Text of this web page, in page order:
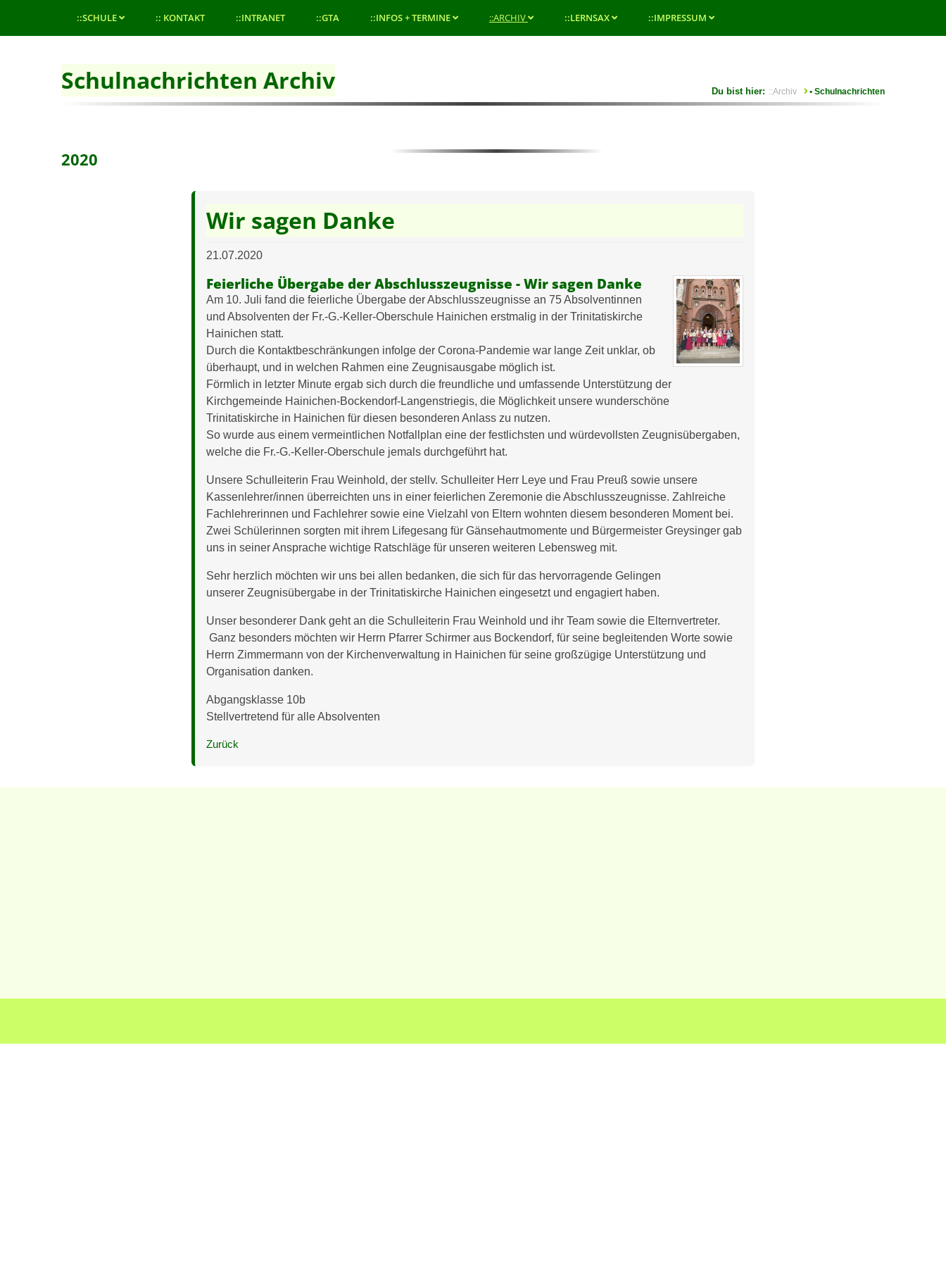
::SCHULE :: KONTAKT ::INTRANET ::GTA ::INFOS + TERMINE ::ARCHIV ::LERNSAX ::IMPRESSUM
Schulnachrichten Archiv Sie sind hier
::Archiv • Schulnachrichten
2020
Wir sagen Danke
21.07.2020
Feierliche Übergabe der Abschlusszeugnisse - Wir sagen Danke
Am 10. Juli fand die feierliche Übergabe der Abschlusszeugnisse an 75 Absolventinnen
und Absolventen der Fr.-G.-Keller-Oberschule Hainichen erstmalig in der Trinitatiskirche
Hainichen statt.
Durch die Kontaktbeschränkungen infolge der Corona-Pandemie war lange Zeit unklar, ob
überhaupt, und in welchen Rahmen eine Zeugnisausgabe möglich ist.
Förmlich in letzter Minute ergab sich durch die freundliche und umfassende Unterstützung der
Kirchgemeinde Hainichen-Bockendorf-Langenstriegis, die Möglichkeit unsere wunderschöne
Trinitatiskirche in Hainichen für diesen besonderen Anlass zu nutzen.
So wurde aus einem vermeintlichen Notfallplan eine der festlichsten und würdevollsten Zeugnisübergaben,
welche die Fr.-G.-Keller-Oberschule jemals durchgeführt hat.
Unsere Schulleiterin Frau Weinhold, der stellv. Schulleiter Herr Leye und Frau Preuß sowie unsere
Kassenlehrer/innen überreichten uns in einer feierlichen Zeremonie die Abschlusszeugnisse. Zahlreiche
Fachlehrerinnen und Fachlehrer sowie eine Vielzahl von Eltern wohnten diesem besonderen Moment bei.
Zwei Schülerinnen sorgten mit ihrem Lifegesang für Gänsehautmomente und Bürgermeister Greysinger gab
uns in seiner Ansprache wichtige Ratschläge für unseren weiteren Lebensweg mit.
Sehr herzlich möchten wir uns bei allen bedanken, die sich für das hervorragende Gelingen
unserer Zeugnisübergabe in der Trinitatiskirche Hainichen eingesetzt und engagiert haben.
Unser besonderer Dank geht an die Schulleiterin Frau Weinhold und ihr Team sowie die Elternvertreter.
Ganz besonders möchten wir Herrn Pfarrer Schirmer aus Bockendorf, für seine begleitenden Worte sowie
Herrn Zimmermann von der Kirchenverwaltung in Hainichen für seine großzügige Unterstützung und
Organisation danken.
Abgangsklasse 10b
Stellvertretend für alle Absolventen
Zurück